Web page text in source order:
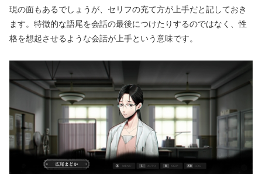
現の面もあるでしょうが、セリフの充て方が上手だと記しておき
ます。特徴的な語尾を会話の最後につけたりするのではなく、性
格を想起させるような会話が上手という意味です。